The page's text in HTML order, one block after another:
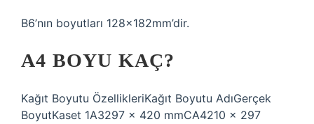
B6’nın boyutları 128x182mm’dir.
A4 BOYU KAÇ?
Kağıt Boyutu ÖzellikleriKağıt Boyutu AdıGerçek
BoyutKaset 1A3297 × 420 mmCA4210 × 297